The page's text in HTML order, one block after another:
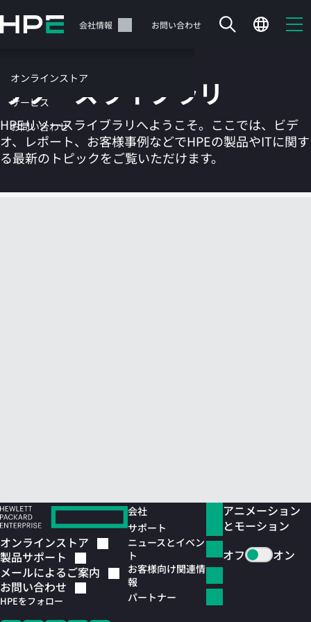
イ
テ
ツ
に
ス
ッ
サポート 会社情報 お問い合わせ
オンラインストア
サービス
お問い合わせ
カートは空です
リソースライブラリ
HPEリソースライブラリへようこそ。ここでは、ビデ
オ、レポート、お客様事例などでHPEの製品やITに関す
る最新のトピックをご覧いただけます。
オンラインストア
製品サポート
メールによるご案内
お問い合わせ
HPEをフォロー
会社
サポート
ニュースとイベン
ト
お客様向け関連情
報
パートナー
アニメーション
とモーション
オフ
オン